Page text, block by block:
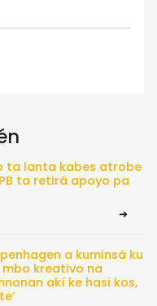
ta lanta kabes atrobe
ta retirá apoyo pa
a kuminsá ku
kreativo na
akí ke hasi kos,